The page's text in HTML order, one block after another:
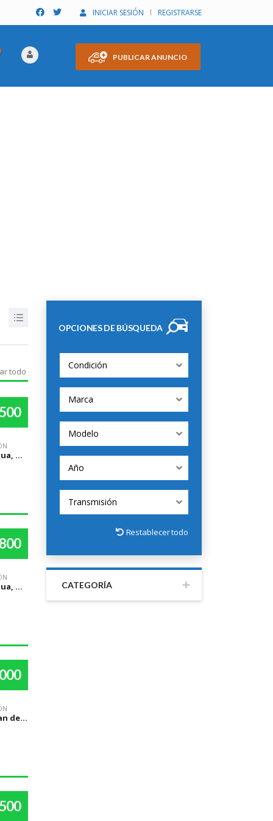
INICIAR SESIÓN REGISTRARSE
PUBLICAR ANUNCIO
OPCIONES DE BÚSQUEDA
Condición
Marca
Modelo
Año
Transmisión
Restablecer todo
CATEGORÍA
todo
Managua, Managua
Managua, Managua
San Juan de Oriente, Masaya